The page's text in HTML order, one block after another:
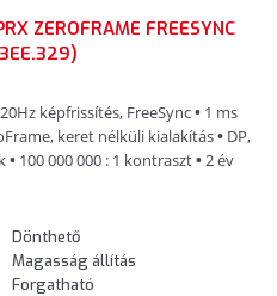
ZEROFRAME FREESYNC
képfrissítés, FreeSync• 1 ms
keret nélküli kialakítás• DP,
• 100 000 000 : 1 kontraszt•2 év
Dönthető
Magasság állítás
Forgatható